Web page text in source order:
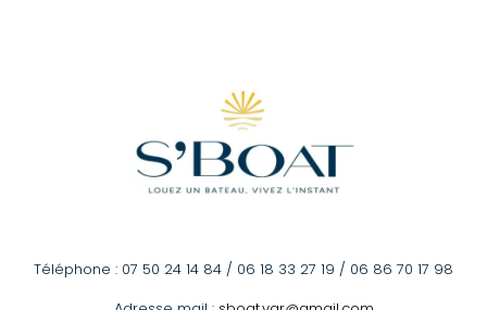
Téléphone : 07 50 24 14 84 / 06 18 33 27 19 / 06 86 70 17 98